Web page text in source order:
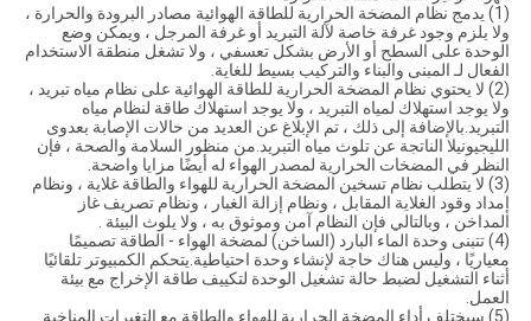
(1) يدمج نظام المضخة الحرارية للطاقة الهوائية مصادر البرودة والحرارة ،
ولا يلزم وجود غرفة خاصة لآلة التبريد أو غرفة المرجل ، ويمكن وضع
الوحدة على السطح أو الأرض بشكل تعسفي ، ولا تشغل منطقة الاستخدام
الفعال لـ المبنى والبناء والتركيب بسيط للغاية.
(2) لا يحتوي نظام المضخة الحرارية للطاقة الهوائية على نظام مياه تبريد ،
ولا يوجد استهلاك لمياه التبريد ، ولا يوجد استهلاك طاقة لنظام مياه
التبريد.بالإضافة إلى ذلك ، تم الإبلاغ عن العديد من حالات الإصابة بعدوى
الليجيونيلا الناتجة عن تلوث مياه التبريد.من منظور السلامة والصحة ، فإن
النظر في المضخات الحرارية لمصدر الهواء له أيضًا مزايا واضحة.
(3) لا يتطلب نظام تسخين المضخة الحرارية للهواء والطاقة غلاية ، ونظام
إمداد وقود الغلاية المقابل ، ونظام إزالة الغبار ، ونظام تصريف غاز
المداخن ، وبالتالي فإن النظام آمن وموثوق به ، ولا يلوث البيئة .
(4) تتبنى وحدة الماء البارد (الساخن) لمضخة الهواء - الطاقة تصميمًا
معياريًا ، وليس هناك حاجة لإنشاء وحدة احتياطية.يتحكم الكمبيوتر تلقائيًا
أثناء التشغيل لضبط حالة تشغيل الوحدة لتكييف طاقة الإخراج مع بيئة
العمل.
(5) سيختلف أداء المضخة الحرارية للهواء والطاقة مع التغيرات المناخية